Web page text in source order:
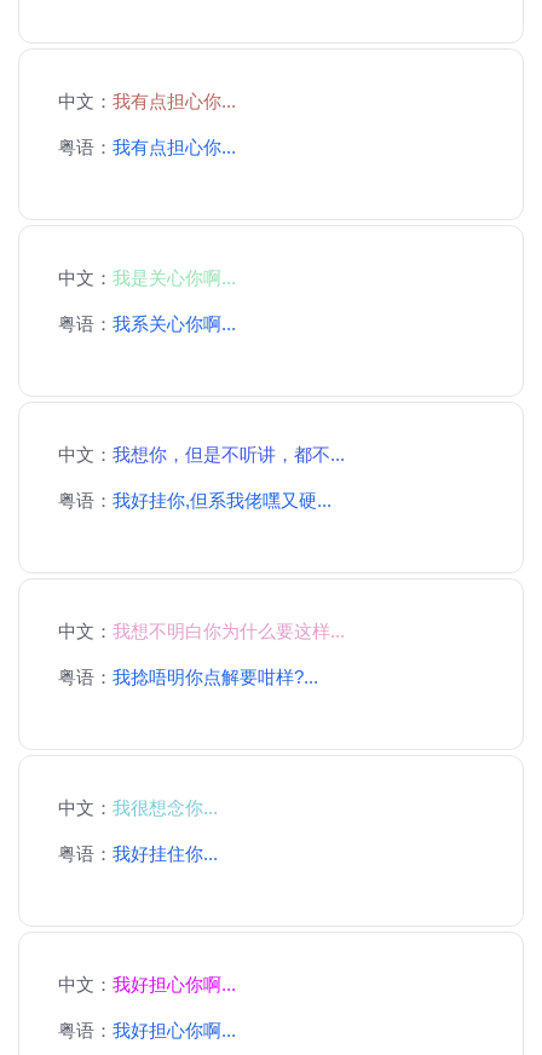
中文： 我有点担心你...
粤语： 我有点担心你...
中文： 我是关心你啊...
粤语： 我系关心你啊...
中文： 我想你，但是不听讲，都不...
粤语： 我好挂你,但系我佬嘿又硬...
中文： 我想不明白你为什么要这样...
粤语： 我捻唔明你点解要咁样?...
中文： 我很想念你...
粤语： 我好挂住你...
中文： 我好担心你啊...
粤语： 我好担心你啊...